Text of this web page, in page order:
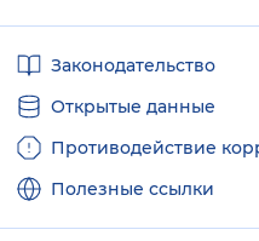
ссылкиЗаконодательство
Открытые данные
Противодействие
Полезные ссылки